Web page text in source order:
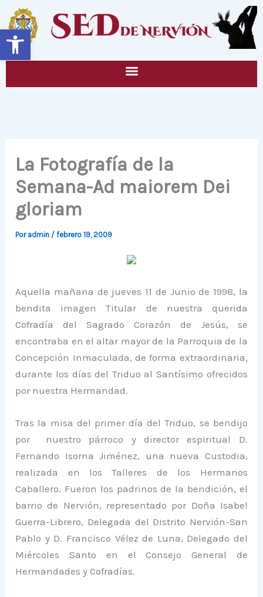
Abrir barra de herramientas
contenido
La Fotografía de la
Semana-Ad maiorem Dei
gloriam
Por admin /febrero 19, 2009
Aquella mañana de jueves 11 de Junio de 1998, la
bendita imagen Titular de nuestra querida
Cofradía del Sagrado Corazón de Jesús, se
encontraba en el altar mayor de la Parroquia de la
Concepción Inmaculada, de forma extraordinaria,
durante los días del Triduo al Santísimo ofrecidos
por nuestra Hermandad.
Tras la misa del primer día del Triduo, se bendijo
por nuestro párroco y director espiritual D.
Fernando Isorna Jiménez, una nueva Custodia,
realizada en los Talleres de los Hermanos
Caballero. Fueron los padrinos de la bendición, el
barrio de Nervión, representado por Doña Isabel
Guerra-Librero, Delegada del Distrito Nervión-San
Pablo y D. Francisco Vélez de Luna, Delegado del
Miércoles Santo en el Consejo General de
Hermandades y Cofradías.